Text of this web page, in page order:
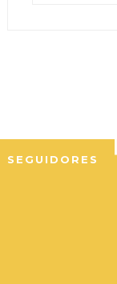
SEGUIDORES